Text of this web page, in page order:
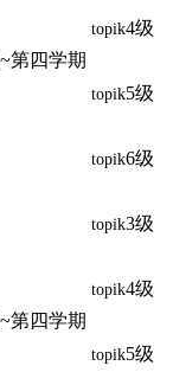
第四学期
topik4级
topik5级
topik6级
第四学期
topik3级
topik4级
topik5级